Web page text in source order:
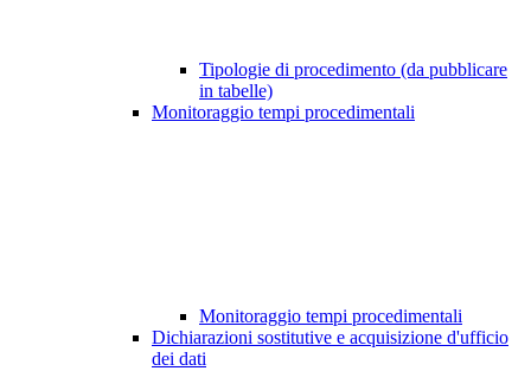
Tipologie di procedimento (da pubblicare
in tabelle)
Monitoraggio tempi procedimentali
Monitoraggio tempi procedimentali
Dichiarazioni sostitutive e acquisizione d'ufficio
dei dati